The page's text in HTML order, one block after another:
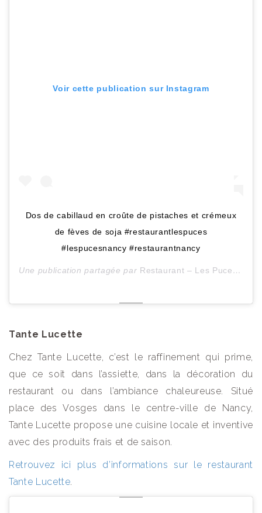
Voir cette publication sur Instagram
Dos de cabillaud en croûte de pistaches et crémeux
de fèves de soja #restaurantlespuces
#lespucesnancy #restaurantnancy
Une publication partagée par Restaurant – Les Puces – Nancy
Tante Lucette
Chez Tante Lucette, c’est le raffinement qui prime,
que ce soit dans l’assiette, dans la décoration du
restaurant ou dans l’ambiance chaleureuse. Situé
place des Vosges dans le centre-ville de Nancy,
Tante Lucette propose une cuisine locale et inventive
avec des produits frais et de saison.
Retrouvez ici plus d’informations sur le restaurant
Tante Lucette